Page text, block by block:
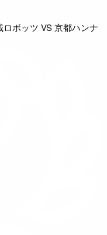
ロボッツ VS 京都ハンナ